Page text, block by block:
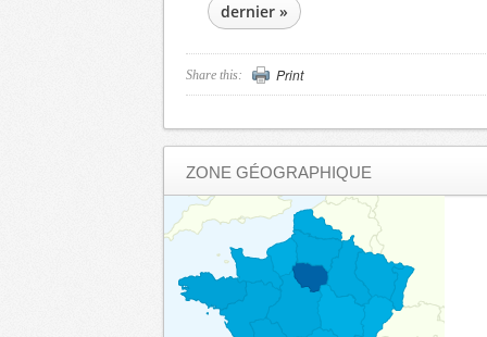
dernier »
Share this: Print
ZONE GÉOGRAPHIQUE